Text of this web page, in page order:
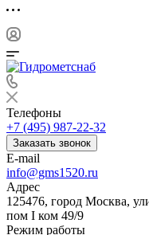
Телефоны
+7 (495) 987-22-32
Заказать звонок
E-mail
info@gms1520.ru
Адрес
125476, город Москва,
пом I ком 49/9
Режим работы